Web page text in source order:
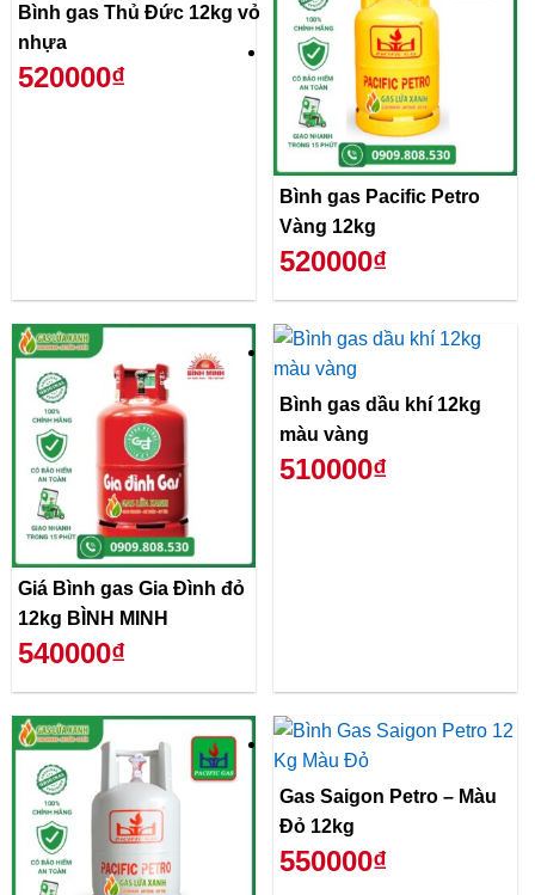
Bình gas Thủ Đức 12kg vỏ
nhựa
520000₫
Bình gas Pacific Petro
Vàng 12kg
520000₫
Giá Bình gas Gia Đình đỏ
12kg BÌNH MINH
540000₫
Bình gas dầu khí 12kg
màu vàng
510000₫
Gas Saigon Petro – Màu
Đỏ 12kg
550000₫